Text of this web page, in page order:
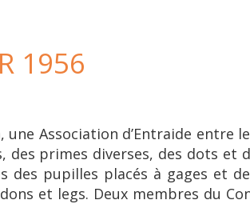
1956
Association d’Entraide entre
primes diverses, des dots et
pupilles placés à gages et
et legs. Deux membres du